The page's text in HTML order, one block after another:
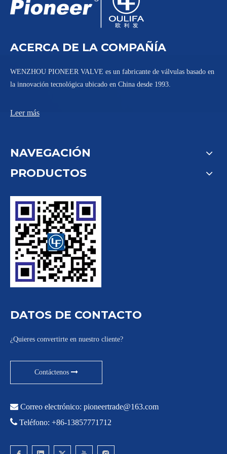
ACERCA DE LA COMPAÑÍA
WENZHOU PIONEER VALVE es un fabricante de válvulas basado en
la innovación tecnológica ubicado en China desde 1993.
Leer más
NAVEGACIÓN
PRODUCTOS
DATOS DE CONTACTO
¿Quieres convertirte en nuestro cliente?
Contáctenos
 Correo electrónico: pioneertrade@163.com
 Teléfono: +86-13857771712